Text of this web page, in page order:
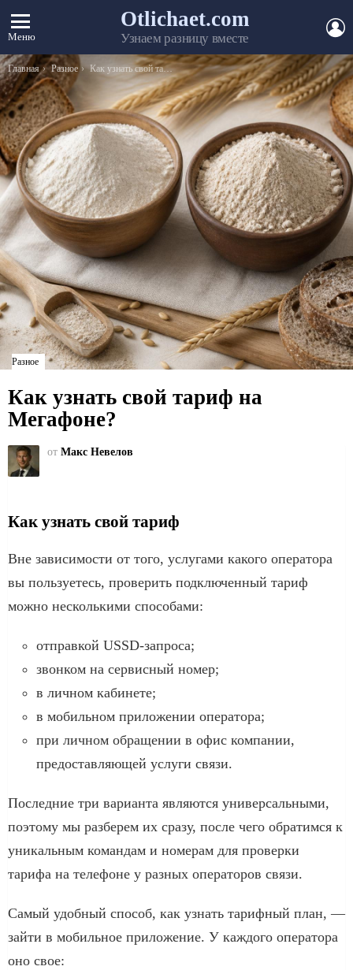
Меню
Otlichaet.com
Узнаем разницу вместе
Вы здесь:
Главная Разное Как узнать свой тариф на Мегафоне?
Разное
Как узнать свой тариф на
Мегафоне?
от Макс Невелов
Как узнать свой тариф
Вне зависимости от того, услугами какого оператора
вы пользуетесь, проверить подключенный тариф
можно несколькими способами:
отправкой USSD-запроса;
звонком на сервисный номер;
в личном кабинете;
в мобильном приложении оператора;
при личном обращении в офис компании,
предоставляющей услуги связи.
Последние три варианта являются универсальными,
поэтому мы разберем их сразу, после чего обратимся к
уникальным командам и номерам для проверки
тарифа на телефоне у разных операторов связи.
Самый удобный способ, как узнать тарифный план, —
зайти в мобильное приложение. У каждого оператора
оно свое: